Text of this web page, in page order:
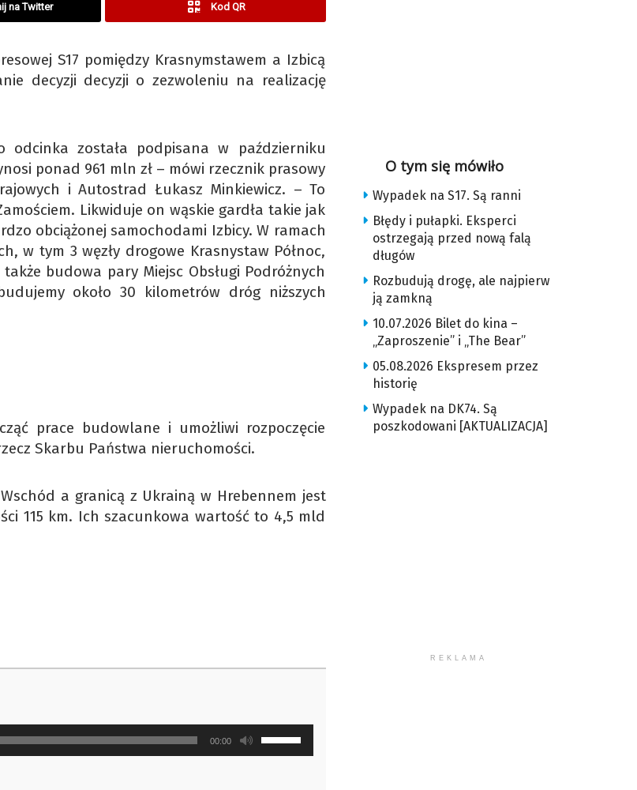
na Twitter Kod QR
S17 pomiędzy Krasnymstawem a Izbicą
decyzji decyzji o zezwoleniu na realizację
została podpisana w październiku
ponad 961 mln zł – mówi rzecznik prasowy
i Autostrad Łukasz Minkiewicz. – To
Likwiduje on wąskie gardła takie jak
obciążonej samochodami Izbicy. W ramach
w tym 3 węzły drogowe Krasnystaw Północ,
budowa pary Miejsc Obsługi Podróżnych
około 30 kilometrów dróg niższych
prace budowlane i umożliwi rozpoczęcie
Skarbu Państwa nieruchomości.
a granicą z Ukrainą w Hrebennem jest
115 km. Ich szacunkowa wartość to 4,5 mld
00:00
strzałek
O tym się mówiło
Wypadek na S17. Są ranni
Błędy i pułapki. Eksperci
ostrzegają przed nową falą
długów
Rozbudują drogę, ale najpierw
ją zamkną
10.07.2026 Bilet do kina –
„Zaproszenie” i „The Bear”
05.08.2026 Ekspresem przez
historię
Wypadek na DK74. Są
poszkodowani [AKTUALIZACJA]
REKLAMA